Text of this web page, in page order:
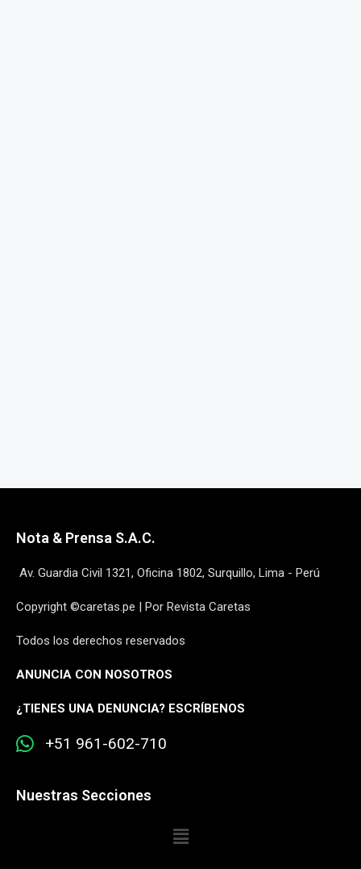
Nota & Prensa S.A.C.
Av. Guardia Civil 1321, Oficina 1802, Surquillo, Lima - Perú
Copyright ©caretas.pe | Por Revista Caretas
Todos los derechos reservados
ANUNCIA CON NOSOTROS
¿TIENES UNA DENUNCIA? ESCRÍBENOS
+51 961-602-710
Nuestras Secciones